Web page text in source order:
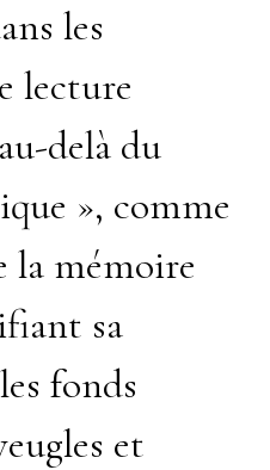
les
lecture
delà du
», comme
la mémoire
sa
fonds
et